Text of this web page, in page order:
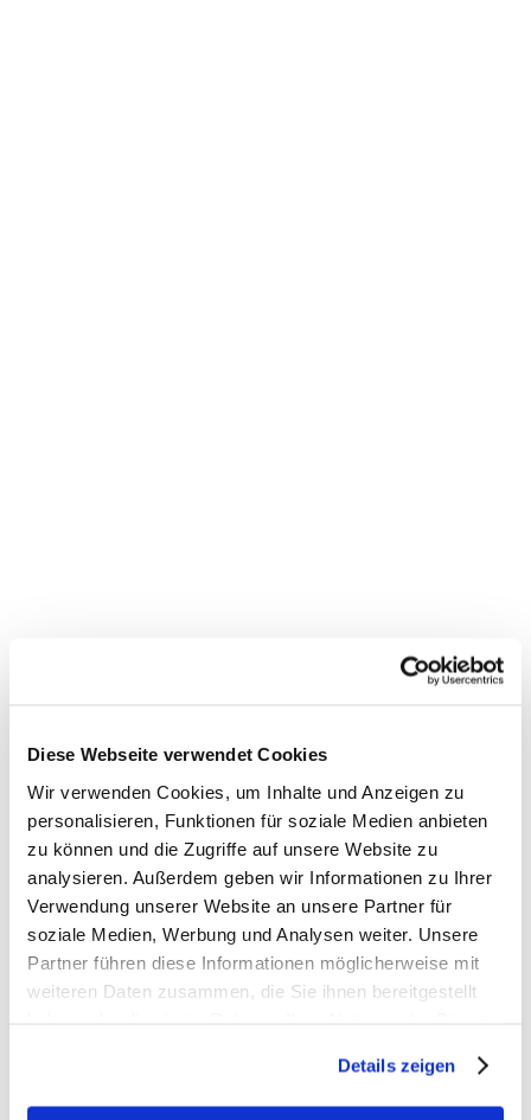
Diese Webseite verwendet Cookies
Wir verwenden Cookies, um Inhalte und Anzeigen zu
personalisieren, Funktionen für soziale Medien anbieten
zu können und die Zugriffe auf unsere Website zu
analysieren. Außerdem geben wir Informationen zu Ihrer
Verwendung unserer Website an unsere Partner für
soziale Medien, Werbung und Analysen weiter. Unsere
Partner führen diese Informationen möglicherweise mit
weiteren Daten zusammen, die Sie ihnen bereitgestellt
Details zeigen